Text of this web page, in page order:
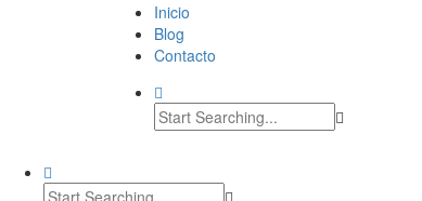
Inicio
Blog
Contacto